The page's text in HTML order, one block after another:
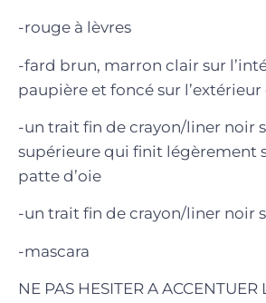
-rouge à lèvres
-fard brun, marron clair sur
paupière et foncé sur
-un trait fin de crayon/liner noir
supérieure qui finit légèrement
patte d’oie
-un trait fin de crayon/liner noir
-mascara
NE PAS HESITER A ACCENTUER